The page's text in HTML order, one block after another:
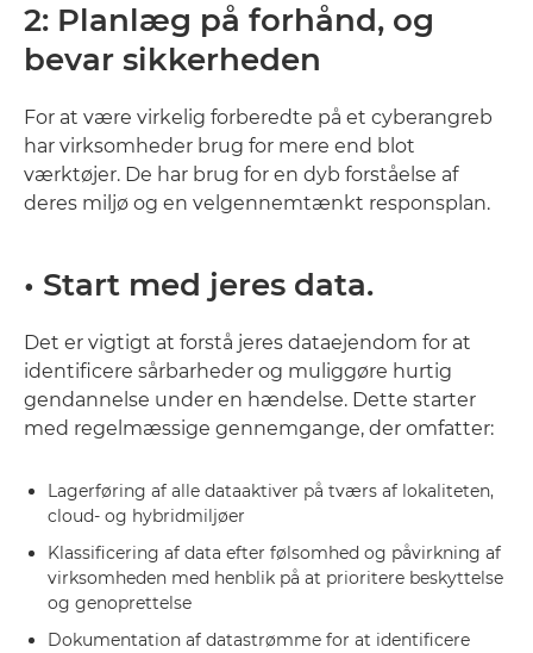
2: Planlæg på forhånd, og
bevar sikkerheden
For at være virkelig forberedte på et cyberangreb
har virksomheder brug for mere end blot
værktøjer. De har brug for en dyb forståelse af
deres miljø og en velgennemtænkt responsplan.
• Start med jeres data.
Det er vigtigt at forstå jeres dataejendom for at
identificere sårbarheder og muliggøre hurtig
gendannelse under en hændelse. Dette starter
med regelmæssige gennemgange, der omfatter:
Lagerføring af alle dataaktiver på tværs af lokaliteten,
cloud- og hybridmiljøer
Klassificering af data efter følsomhed og påvirkning af
virksomheden med henblik på at prioritere beskyttelse
og genoprettelse
Dokumentation af datastrømme for at identificere